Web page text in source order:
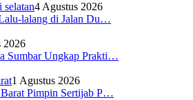
selatan4 Agustus 2026
lalang di Jalan Du…
2026
Sumbar Ungkap Prakti…
1 Agustus 2026
Barat Pimpin Sertijab P…